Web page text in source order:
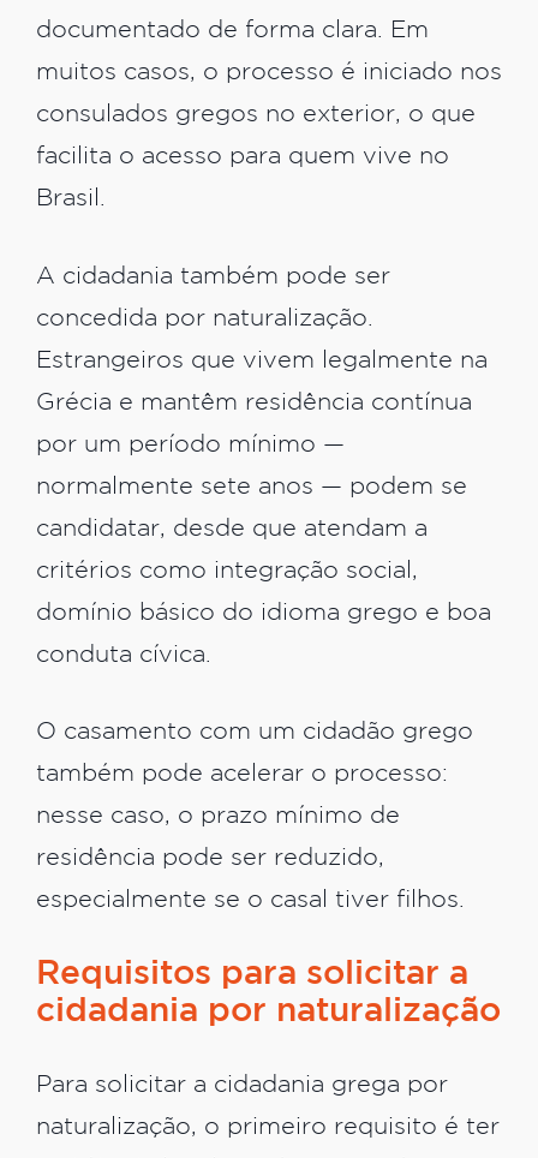
documentado de forma clara. Em
muitos casos, o processo é iniciado nos
consulados gregos no exterior, o que
facilita o acesso para quem vive no
Brasil.
A cidadania também pode ser
concedida por naturalização.
Estrangeiros que vivem legalmente na
Grécia e mantêm residência contínua
por um período mínimo —
normalmente sete anos — podem se
candidatar, desde que atendam a
critérios como integração social,
domínio básico do idioma grego e boa
conduta cívica.
O casamento com um cidadão grego
também pode acelerar o processo:
nesse caso, o prazo mínimo de
residência pode ser reduzido,
especialmente se o casal tiver filhos.
Requisitos para solicitar a
cidadania por naturalização
Para solicitar a cidadania grega por
naturalização, o primeiro requisito é ter